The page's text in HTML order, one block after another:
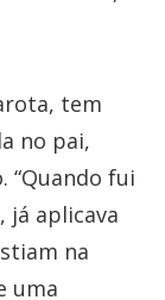
tem
no pai,
“Quando fui
já aplicava
na
uma